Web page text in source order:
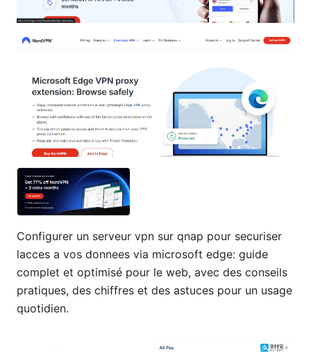
Configurer un serveur vpn sur qnap pour securiser
lacces a vos donnees via microsoft edge: guide
complet et optimisé pour le web, avec des conseils
pratiques, des chiffres et des astuces pour un usage
quotidien.